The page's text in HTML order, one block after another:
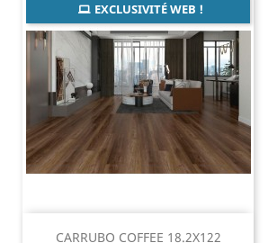
CARRUBO COFFEE 18.2X122
EXCLUSIVITÉ WEB !